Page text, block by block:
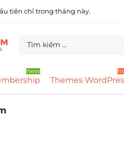
tiên chỉ trong tháng này.
new
Themes